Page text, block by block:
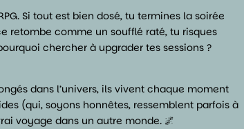
Si tout est bien dosé, tu termines la soirée
retombe comme un soufflé raté, tu risques
chercher à upgrader tes sessions ?
dans l’univers, ils vivent chaque moment
(qui, soyons honnêtes, ressemblent parfois à
voyage dans un autre monde. 🌌